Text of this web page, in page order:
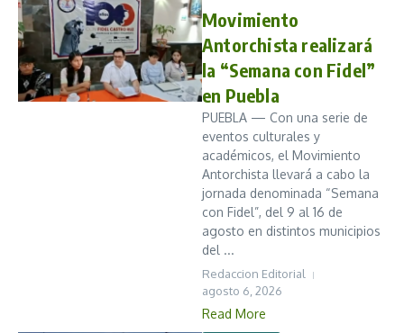
Movimiento
Antorchista realizará
la “Semana con Fidel”
en Puebla
PUEBLA — Con una serie de
eventos culturales y
académicos, el Movimiento
Antorchista llevará a cabo la
jornada denominada “Semana
con Fidel”, del 9 al 16 de
agosto en distintos municipios
del ...
Redaccion Editorial
agosto 6, 2026
Read More